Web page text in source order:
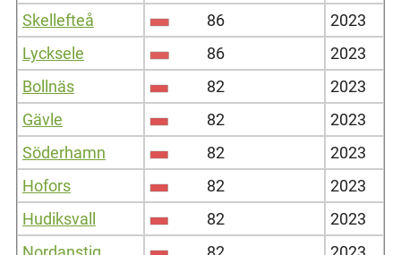
Skellefteå
86
2023
Lycksele
86
2023
Bollnäs
82
2023
Gävle
82
2023
Söderhamn
82
2023
Hofors
82
2023
Hudiksvall
82
2023